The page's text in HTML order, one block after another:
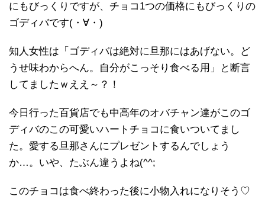
にもびっくりですが、チョコ1つの価格にもびっくりの
ゴディバです(・∀・)
知人女性は「ゴディバは絶対に旦那にはあげない。ど
うせ味わからへん。自分がこっそり食べる用」と断言
してましたｗええ～？！
今日行った百貨店でも中高年のオバチャン達がこのゴ
ディバのこの可愛いハートチョコに食いついてまし
た。愛する旦那さんにプレゼントするんでしょう
か…。いや、たぶん違うよね(^^;
このチョコは食べ終わった後に小物入れになりそう♡